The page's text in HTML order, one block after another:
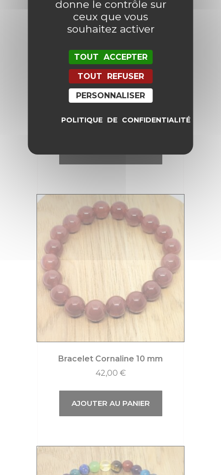
25,00 €
Bracelet Cornaline 10 mm
42,00 €
AJOUTER AU PANIER
donne le contrôle sur
ceux que vous
souhaitez activer
TOUT ACCEPTER
TOUT REFUSER
PERSONNALISER
POLITIQUE DE CONFIDENTIALITÉ